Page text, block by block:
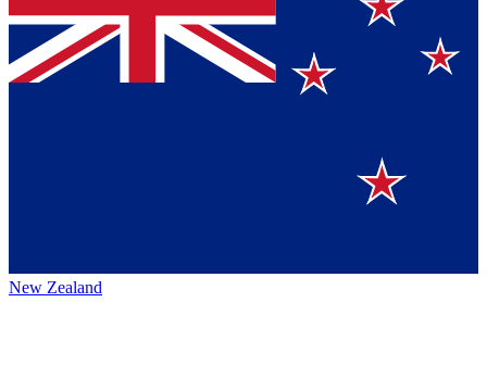
New Zealand